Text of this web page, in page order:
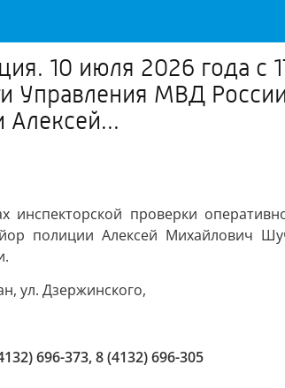
10 июля 2026 года с
Управления МВД
Алексей...
инспекторской проверки
полиции Алексей Михайлович
ул. Дзержинского,
696-373, 8 (4132) 696-305